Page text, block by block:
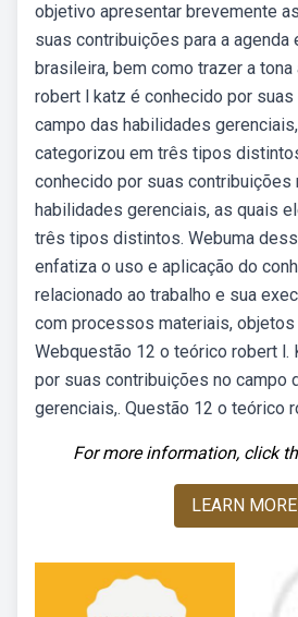
objetivo apresentar brevemente
suas contribuições para a agenda
brasileira, bem como trazer a
robert l katz é conhecido por
campo das habilidades
categorizou em três tipos
conhecido por suas contribuições
habilidades gerenciais, as quais
três tipos distintos. Webuma
enfatiza o uso e aplicação do
relacionado ao trabalho e sua
com processos materiais,
Webquestão 12 o teórico robert l.
por suas contribuições no campo
gerenciais,. Questão 12 o teórico
For more information, click
LEARN MORE